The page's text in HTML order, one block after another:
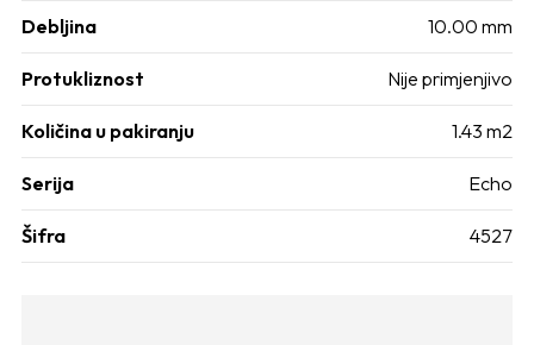
Debljina 10.00 mm
Protukliznost Nije primjenjivo
Količina u pakiranju 1.43 m2
Serija Echo
Šifra 4527